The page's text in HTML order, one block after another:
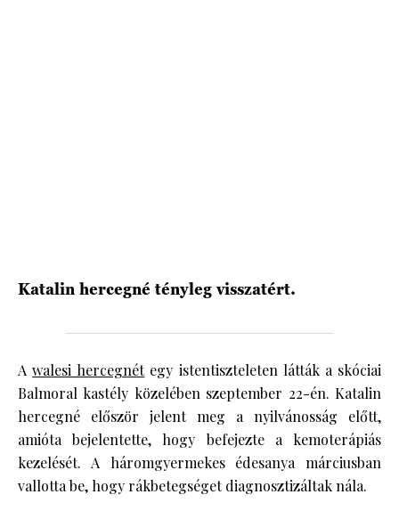
Katalin hercegné tényleg visszatért.
Awalesi hercegnétegy istentiszteleten látták a skóciai
Balmoral kastély közelében szeptember 22-én. Katalin
hercegné először jelent meg a nyilvánosság előtt,
amióta bejelentette, hogy befejezte a kemoterápiás
kezelését. A háromgyermekes édesanya márciusban
vallotta be, hogy rákbetegséget diagnosztizáltak nála.